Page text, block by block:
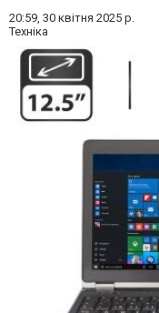
20:59, 30 квітня 2025 р.
Техніка